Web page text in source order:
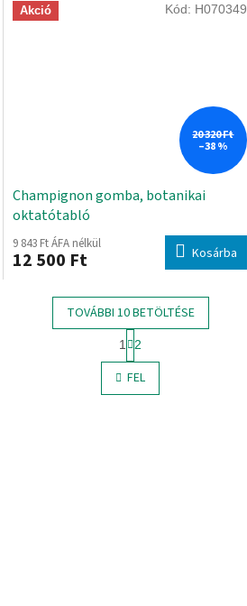
Akció
20 320 Ft
–38 %
Champignon gomba, botanikai
oktatótabló
9 843 Ft ÁFA nélkül
12 500 Ft Kosárba
Kód: H070349
L
i
s
TOVÁBBI 10 BETÖLTÉSE
L
a
p
o
z
1 2
FEL